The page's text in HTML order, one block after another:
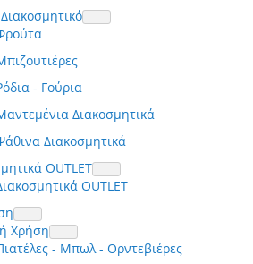
- Γούρια
Διακοσμητικά
Διακοσμητικά
OUTLET
OUTLET
Χρήση
- Μπωλ - Ορντεβιέρες